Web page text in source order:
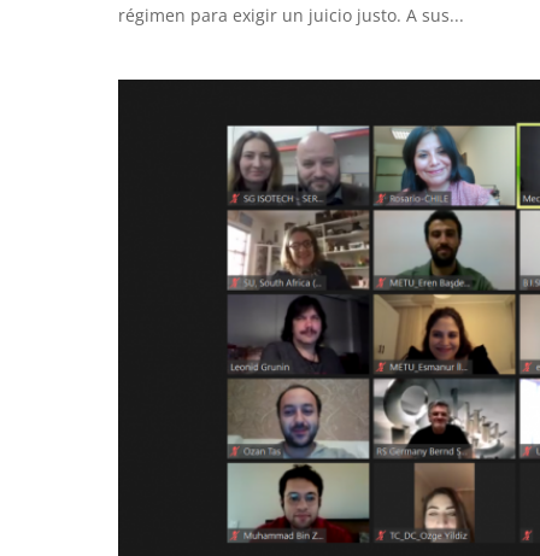
régimen para exigir un juicio justo. A sus...